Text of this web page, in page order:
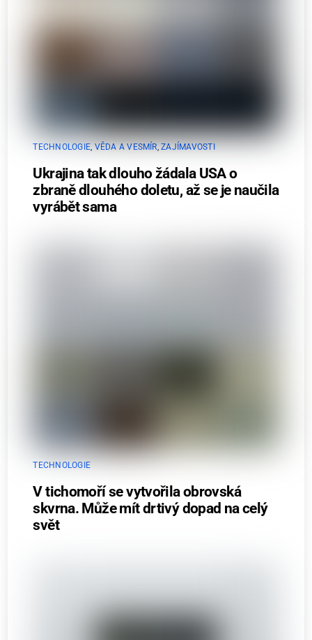
TECHNOLOGIE, VĚDA A VESMÍR,ZAJÍMAVOSTI
Ukrajina tak dlouho žádala USA o
zbraně dlouhého doletu, až se je naučila
vyrábět sama
TECHNOLOGIE
V tichomoří se vytvořila obrovská
skvrna. Může mít drtivý dopad na celý
svět